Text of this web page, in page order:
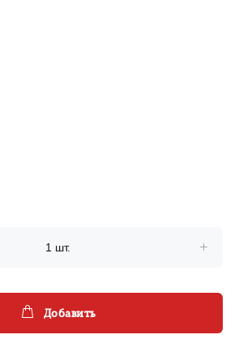
Добавить